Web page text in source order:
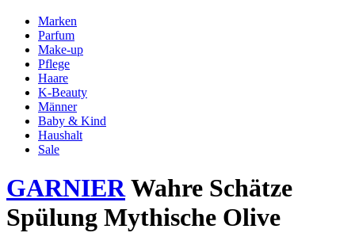
Marken
Parfum
Make-up
Pflege
Haare
K-Beauty
Männer
Baby & Kind
Haushalt
Sale
GARNIERWahre Schätze
Spülung Mythische Olive